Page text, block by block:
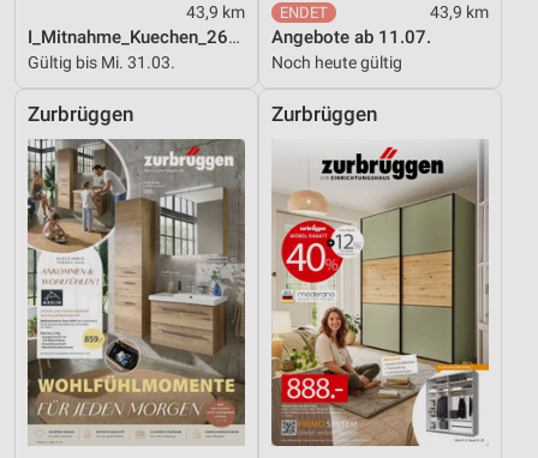
43,9 km
I_Mitnahme_Kuechen_26_ES
Gültig bis Mi. 31.03.
43,9 km
Angebote ab 11.07.
Noch heute gültig
Zurbrüggen Zurbrüggen